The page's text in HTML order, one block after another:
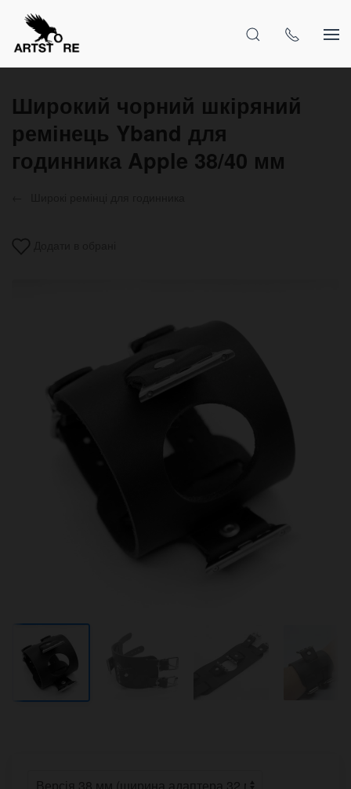
Широкий чорний шкіряний
ремінець Yband для
годинника Apple 38/40 мм